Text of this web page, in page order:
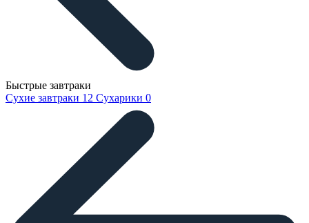
Быстрые завтраки
Сухие завтраки 12 Сухарики 0